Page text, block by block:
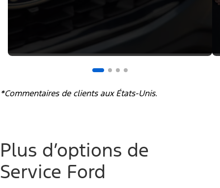
*Commentaires de clients aux États-Unis.
Plus d’options de
Service Ford